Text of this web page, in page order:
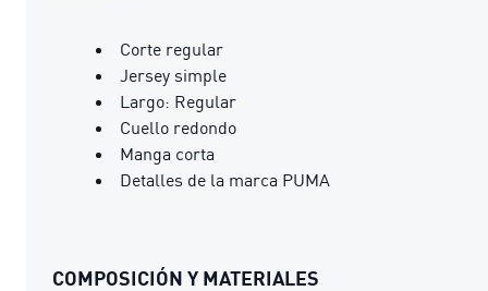
Corte regular
Jersey simple
Largo: Regular
Cuello redondo
Manga corta
Detalles de la marca PUMA
COMPOSICIÓN Y MATERIALES